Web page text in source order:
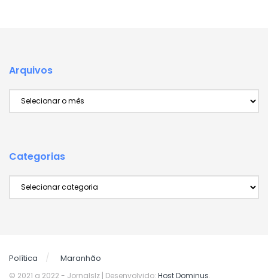
Arquivos
Categorias
Política Maranhão
© 2021 a 2022 - Jornalslz | Desenvolvido: Host Dominus.